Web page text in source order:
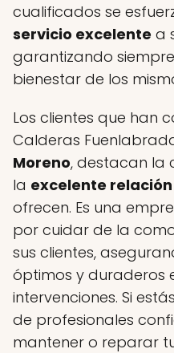
cualificados se
servicio excelente a
garantizando
bienestar de los
Los clientes que han
Calderas
Moreno, destacan la
la excelente
ofrecen. Es una
por cuidar de la
sus clientes,
óptimos y duraderos
intervenciones. Si
de profesionales
mantener o reparar